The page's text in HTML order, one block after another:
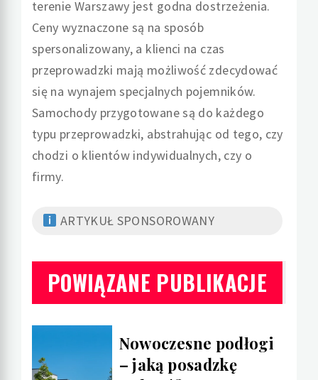
terenie Warszawy jest godna dostrzeżenia.
Ceny wyznaczone są na sposób
spersonalizowany, a klienci na czas
przeprowadzki mają możliwość zdecydować
się na wynajem specjalnych pojemników.
Samochody przygotowane są do każdego
typu przeprowadzki, abstrahując od tego, czy
chodzi o klientów indywidualnych, czy o
firmy.
ARTYKUŁ SPONSOROWANY
POWIĄZANE PUBLIKACJE
Nowoczesne podłogi
– jaką posadzkę